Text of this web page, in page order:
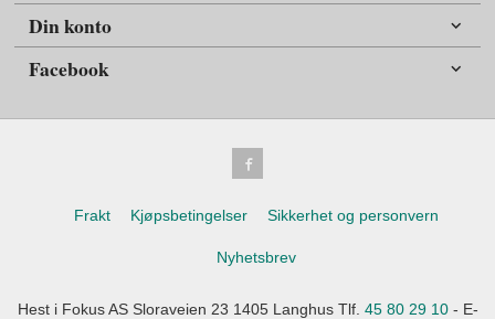
Din konto
Facebook
Frakt Kjøpsbetingelser Sikkerhet og personvern
Nyhetsbrev
Hest i Fokus AS Sloraveien 23 1405 Langhus Tlf. 45 80 29 10- E-